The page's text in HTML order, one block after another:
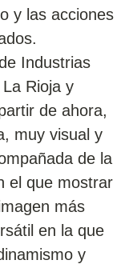
y las acciones
Industrias
Rioja y
de ahora,
muy visual y
de la
el que mostrar
más
en la que
y